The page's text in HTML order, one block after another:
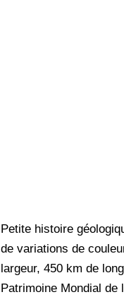
Petite histoire
de variations de
largeur, 450 km de
Patrimoine Mondial de